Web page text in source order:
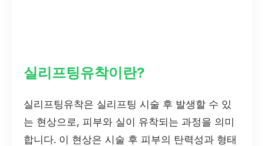
실리프팅유착이란?
실리프팅유착은 실리프팅 시술 후 발생할 수 있
는 현상으로, 피부와 실이 유착되는 과정을 의미
합니다. 이 현상은 시술 후 피부의 탄력성과 형태